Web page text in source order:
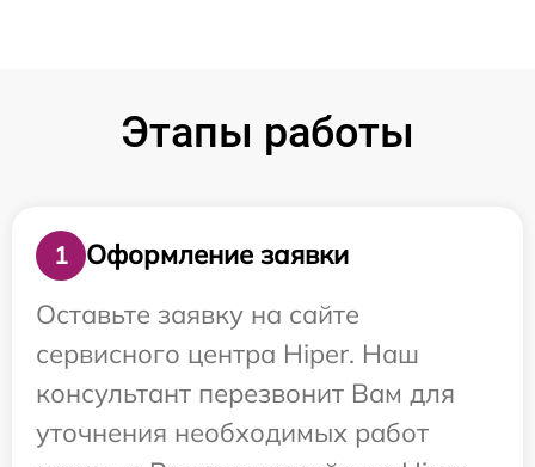
Этапы работы
1
Оформление заявки
Оставьте заявку на сайте
сервисного центра Hiper. Наш
консультант перезвонит Вам для
уточнения необходимых работ